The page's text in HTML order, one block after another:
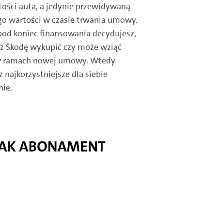
auta, a jedynie przewidywaną
wartości w czasie trwania umowy.
koniec finansowania decydujesz,
Škodę wykupić czy może wziąć
ramach nowej umowy. Wtedy
najkorzystniejsze dla siebie